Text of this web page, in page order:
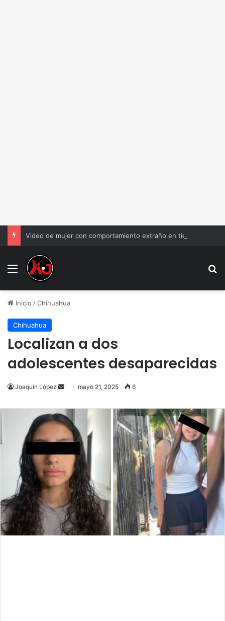
Menu
Inicio /Chihuahua
Chihuahua
Localizan a dos
adolescentes desaparecidas
Joaquín López
Send
email
mayo 21, 2025 6